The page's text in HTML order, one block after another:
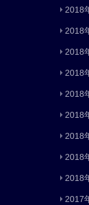
2018
2018
2018
2018
2018
2018
2018
2018
2018
2017